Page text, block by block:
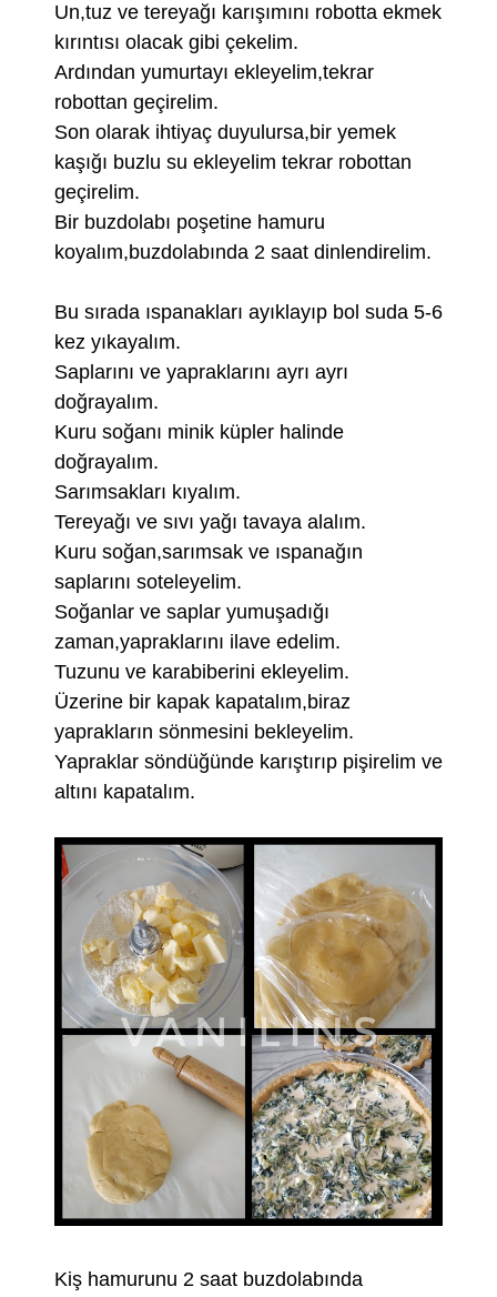
Un,tuz ve tereyağı karışımını robotta ekmek
kırıntısı olacak gibi çekelim.
Ardından yumurtayı ekleyelim,tekrar
robottan geçirelim.
Son olarak ihtiyaç duyulursa,bir yemek
kaşığı buzlu su ekleyelim tekrar robottan
geçirelim.
Bir buzdolabı poşetine hamuru
koyalım,buzdolabında 2 saat dinlendirelim.
Bu sırada ıspanakları ayıklayıp bol suda 5-6
kez yıkayalım.
Saplarını ve yapraklarını ayrı ayrı
doğrayalım.
Kuru soğanı minik küpler halinde
doğrayalım.
Sarımsakları kıyalım.
Tereyağı ve sıvı yağı tavaya alalım.
Kuru soğan,sarımsak ve ıspanağın
saplarını soteleyelim.
Soğanlar ve saplar yumuşadığı
zaman,yapraklarını ilave edelim.
Tuzunu ve karabiberini ekleyelim.
Üzerine bir kapak kapatalım,biraz
yaprakların sönmesini bekleyelim.
Yapraklar söndüğünde karıştırıp pişirelim ve
altını kapatalım.
Kiş hamurunu 2 saat buzdolabında